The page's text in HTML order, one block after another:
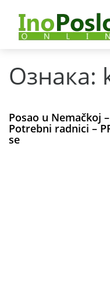
Ознака:
Posao u Nemačkoj
Potrebni radnici –
se